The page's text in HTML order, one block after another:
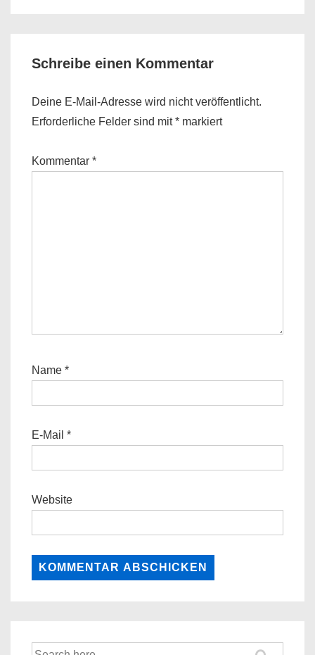
Schreibe einen Kommentar
Deine E-Mail-Adresse wird nicht veröffentlicht.
Erforderliche Felder sind mit* markiert
Kommentar *
Name *
E-Mail *
Website
Suche